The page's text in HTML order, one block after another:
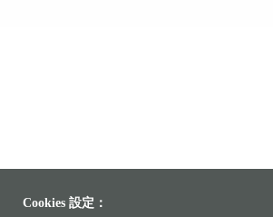
Cookies 設定：